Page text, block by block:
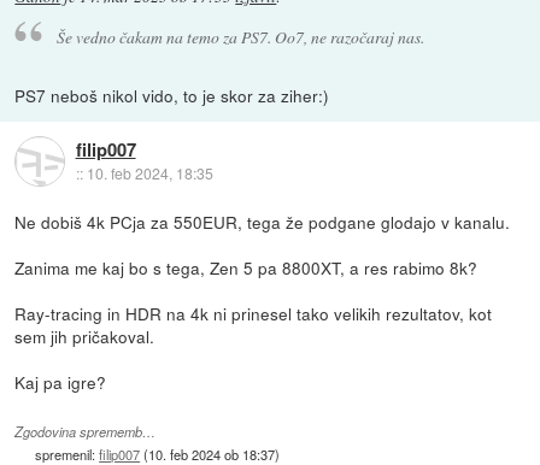
Še vedno čakam na temo za PS7. Oo7, ne razočaraj nas.
PS7 neboš nikol vido, to je skor za ziher:)
filip007
:: 10. feb 2024, 18:35
Ne dobiš 4k PCja za 550EUR, tega že podgane glodajo v kanalu.
Zanima me kaj bo s tega, Zen 5 pa 8800XT, a res rabimo 8k?
Ray-tracing in HDR na 4k ni prinesel tako velikih rezultatov, kot
sem jih pričakoval.
Kaj pa igre?
Zgodovina sprememb…
spremenil:filip007(10. feb 2024 ob 18:37)